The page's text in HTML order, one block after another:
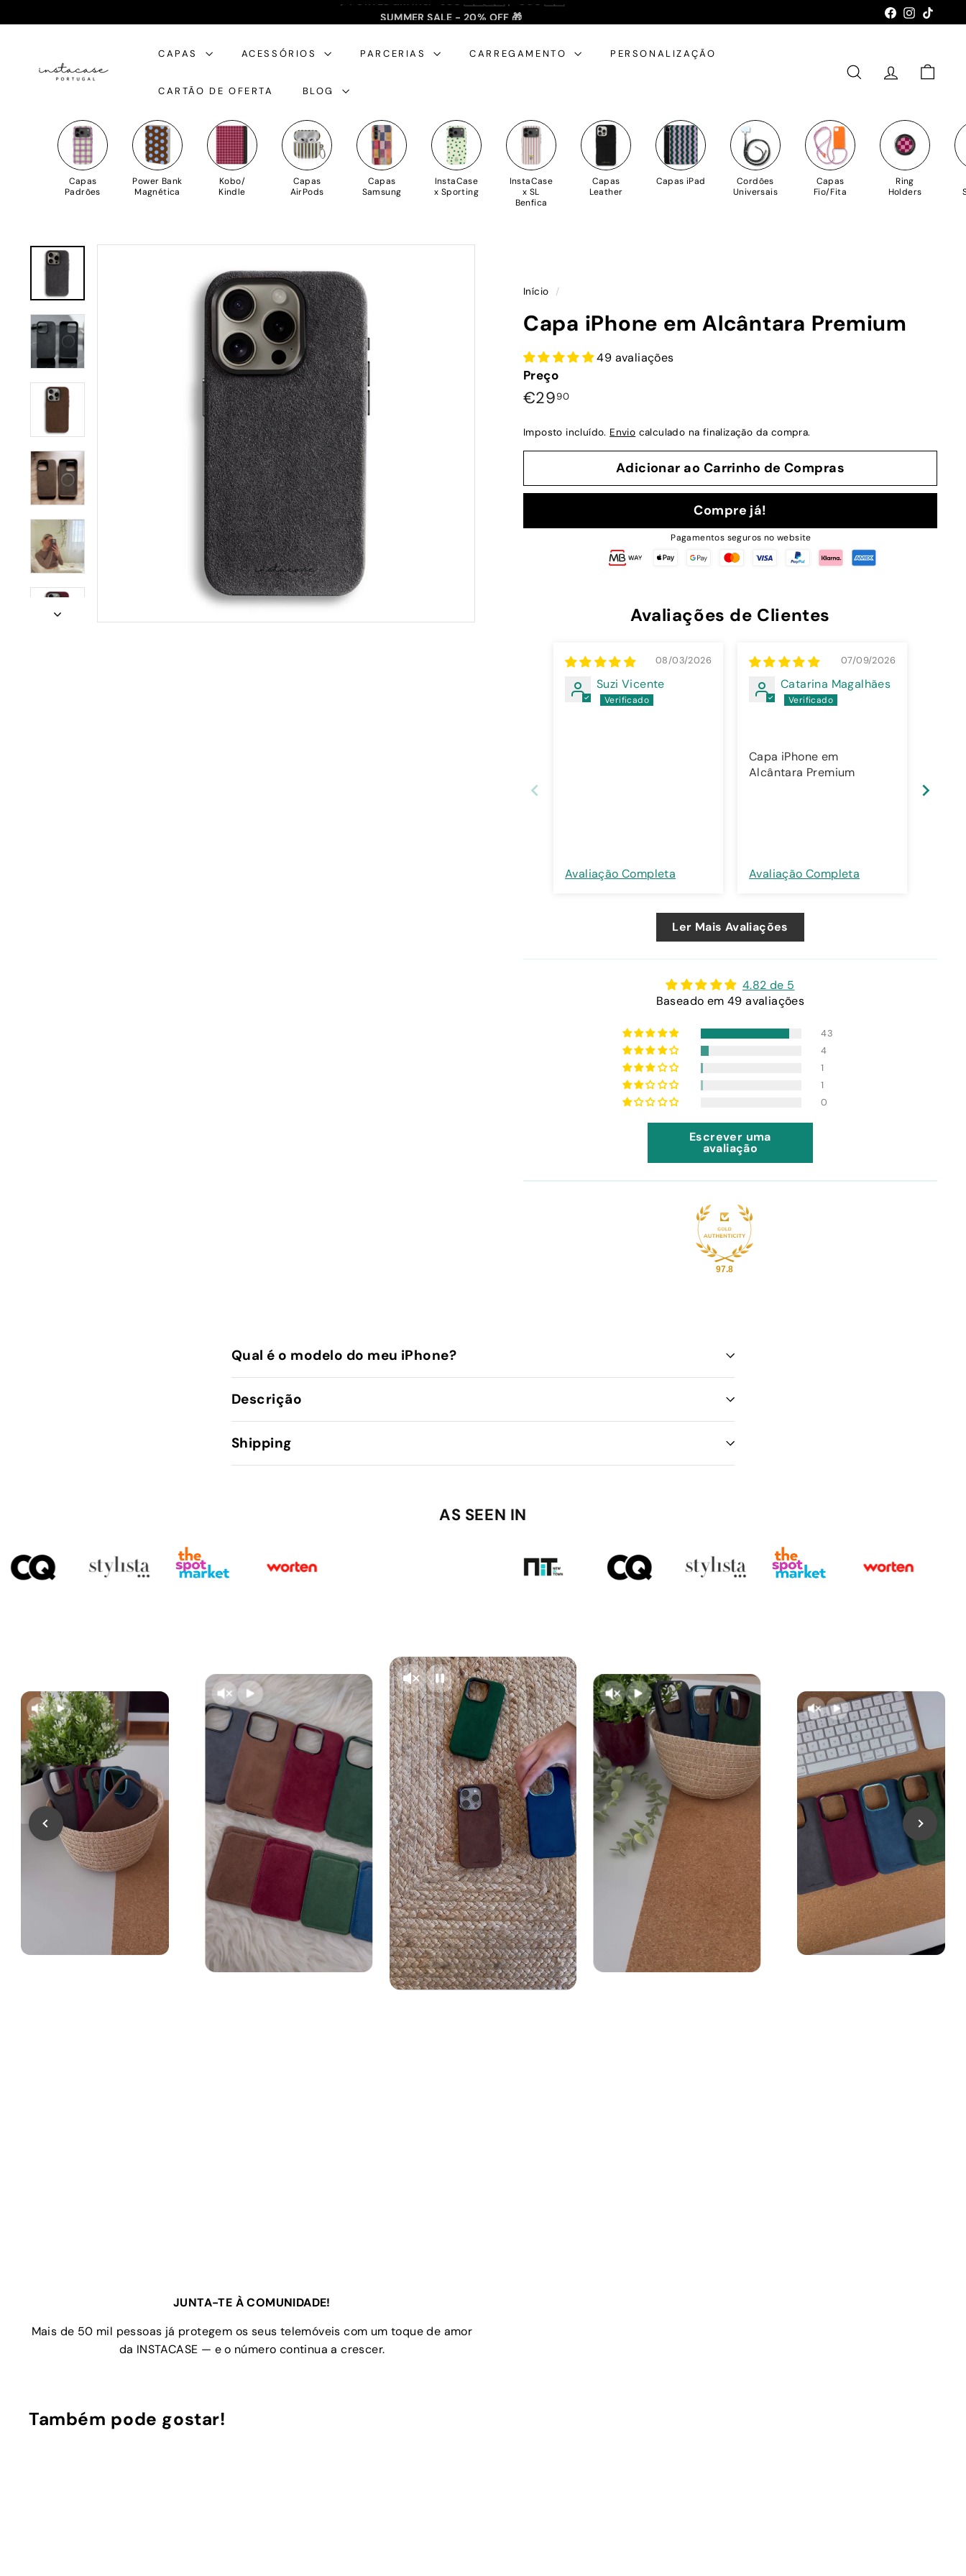
para
pausa
✈️ PORTES GRÁTIS: +35€ 🇵🇹🇪🇸 | +50€ 🇪🇺
SUMMER SALE - 20% OFF 🎁 Facebook
Instagram
CAPAS ACESSÓRIOS PARCERIAS CARREGAMENTO PERSONALIZAÇÃO
CARTÃO DE OFERTA BLOG
PESQUISAR
CONTA
Capas
Padrões
Power Bank
Magnética
Kobo/
Kindle
Capas
AirPods
Capas
Samsung
InstaCase
x Sporting
InstaCase
x SL
Benfica
Capas
Leather
Capas iPad
Cordões
Universais
Capas
Fio/Fita
Ring
Holders
Início /
Capa iPhone em Alcântara Premium
49 avaliações
Preço
Preço
€2990€29,90
Imposto incluído. Envio calculado na finalização da compra.
Adicionar ao Carrinho de Compras
Compre já!
Pagamentos seguros no website
Avaliações de Clientes
08/03/2026
Suzi Vicente
Avaliação Completa
07/09/2026
Catarina Magalhães
Capa iPhone em
Alcântara Premium
Avaliação Completa
Ler Mais Avaliações
4.82 de 5
Baseado em 49 avaliações
43
4
1
1
0
Escrever uma
avaliação
97.8
Qual é o modelo do meu iPhone?
Descrição
Shipping
AS SEEN IN
JUNTA-TE À COMUNIDADE!
Mais de 50 mil pessoas já protegem os seus telemóveis com um toque de amor
da INSTACASE — e o número continua a crescer.
Também pode gostar!